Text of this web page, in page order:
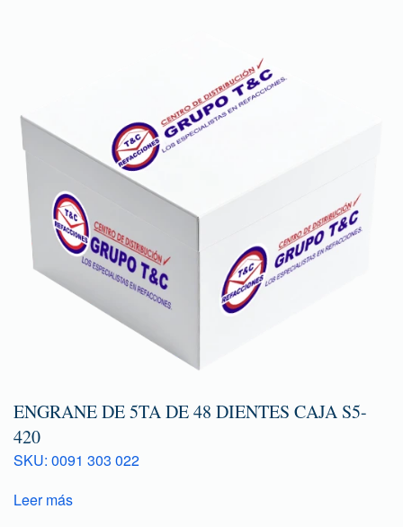
ENGRANE DE 5TA DE 48 DIENTES CAJA S5-
420
SKU: 0091 303 022
Leer más